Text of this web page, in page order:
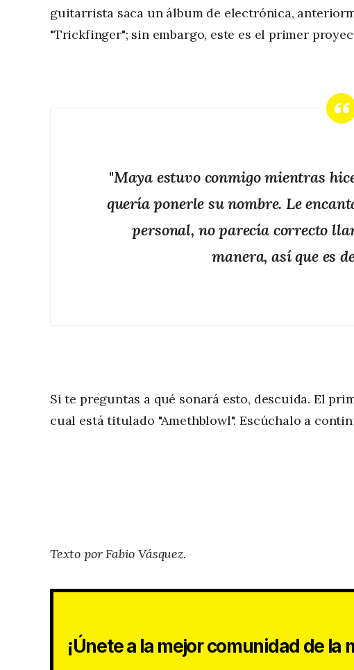
guitarrista saca un álbum de electrónica,
"Trickfinger"; sin embargo, este es el primer
"Maya estuvo conmigo mientras
quería ponerle su nombre. Le
personal, no parecía correcto
manera, así que es
Si te preguntas a qué sonará esto, descuida. El
cual está titulado "Amethblowl". Escúchalo a
Texto por Fabio Vásquez.
¡Únete a la mejor comunidad de la